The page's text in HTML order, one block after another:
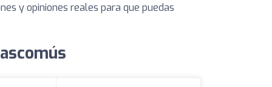
y opiniones reales para que puedas